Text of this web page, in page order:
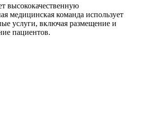
высококачественную
медицинская команда использует
услуги, включая размещение и
пациентов.